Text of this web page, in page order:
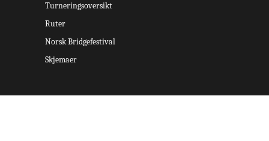
Turneringsoversikt
Ruter
Norsk Bridgefestival
Skjemaer